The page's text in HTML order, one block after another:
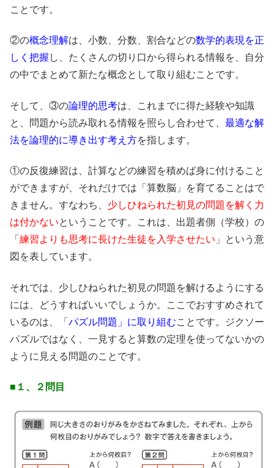
ことです。
②の概念理解は、小数、分数、割合などの数学的表現を正
しく把握 し、たくさんの切り口から得られる情報を、自分
の中でまとめて新たな概念として取り組むことです。
そして、③の論理的思考は、これまでに得た経験や知識
と、問題から読み取れる情報を照らし合わせて、 最適な解
法を論理的に導き出す考え方を指します。
①の反復練習は、計算などの練習を積めば身に付けること
ができますが、それだけでは「算数脳」を育てることはで
きません。すなわち、 少しひねられた初見の問題を解く力
は付かないということです。これは、出題者側（学校）の
「 練習よりも思考に長けた生徒を入学させたい 」という意
図を表しています。
それでは、少しひねられた初見の問題を解けるようにする
には、どうすればいいでしょうか。ここでおすすめされて
いるのは、「 パズル問題」に取り組むことです。ジクソー
パズルではなく、一見すると算数の定理を使ってないかの
ように見える問題のことです。
■１、２問目